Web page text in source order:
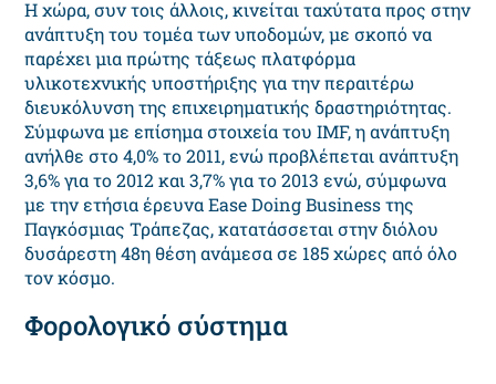
Η χώρα, συν τοις άλλοις, κινείται ταχύτατα προς στην
ανάπτυξη του τομέα των υποδομών, με σκοπό να
παρέχει μια πρώτης τάξεως πλατφόρμα
υλικοτεχνικής υποστήριξης για την περαιτέρω
διευκόλυνση της επιχειρηματικής δραστηριότητας.
Σύμφωνα με επίσημα στοιχεία του IMF, η ανάπτυξη
ανήλθε στο 4,0% το 2011, ενώ προβλέπεται ανάπτυξη
3,6% για το 2012 και 3,7% για το 2013 ενώ, σύμφωνα
με την ετήσια έρευνα Ease Doing Business της
Παγκόσμιας Τράπεζας, κατατάσσεται στην διόλου
δυσάρεστη 48η θέση ανάμεσα σε 185 χώρες από όλο
τον κόσμο.
Φορολογικό σύστημα